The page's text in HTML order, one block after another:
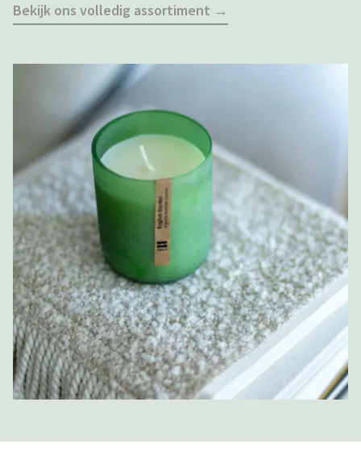
Bekijk ons volledig assortiment →